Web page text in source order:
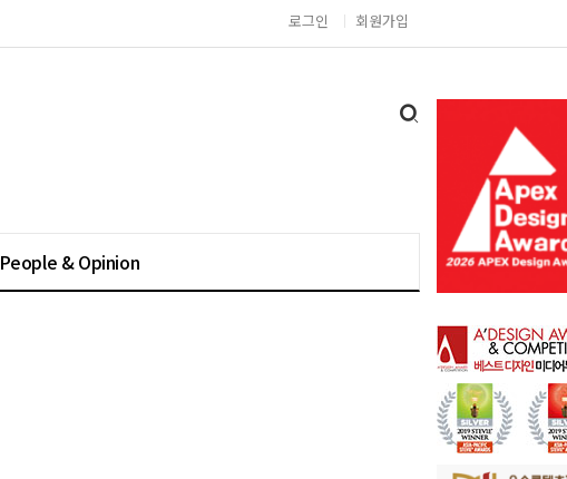
로그인 회원가입
People & Opinion